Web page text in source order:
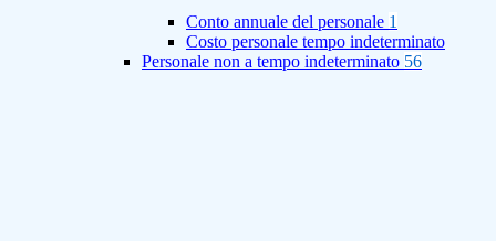
Conto annuale del personale 1
Costo personale tempo indeterminato
Personale non a tempo indeterminato 56